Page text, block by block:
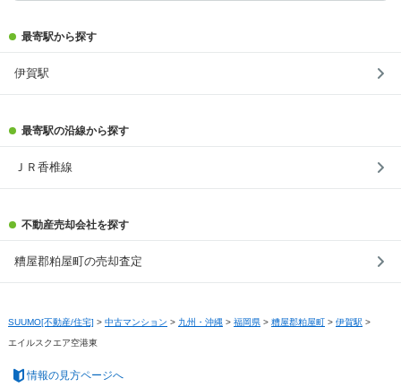
最寄駅から探す
伊賀駅
最寄駅の沿線から探す
ＪＲ香椎線
不動産売却会社を探す
糟屋郡粕屋町の売却査定
SUUMO[不動産/住宅] > 中古マンション > 九州・沖縄 > 福岡県 > 糟屋郡粕屋町 > 伊賀駅 >
エイルスクエア空港東
情報の見方ページへ